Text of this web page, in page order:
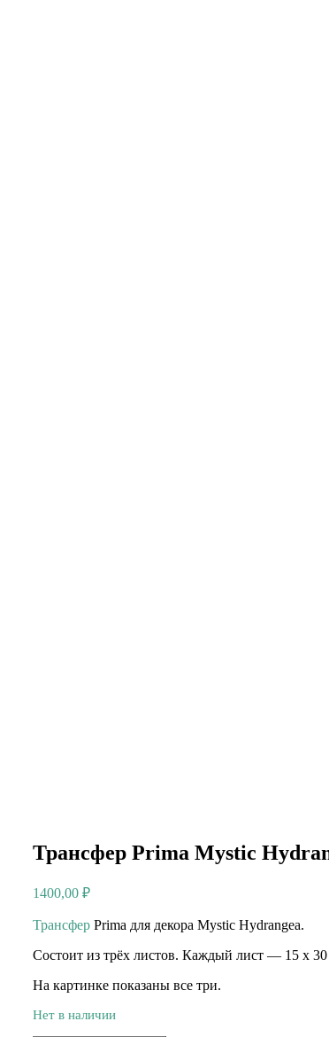
Трансфер Prima Mystic
1400,00 ₽
ТрансферPrima для декора Mystic Hydrangea.⠀
Состоит из трёх листов. Каждый лист — 15 х
На картинке показаны все три.
Нет в наличии